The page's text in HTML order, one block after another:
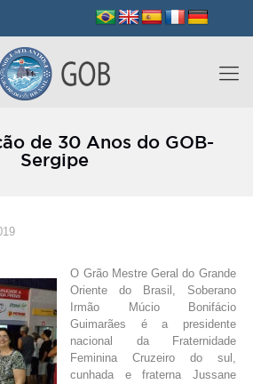
de 30 Anos do GOB-
Sergipe
O Grão Mestre Geral do Grande
Oriente do Brasil, Soberano
Irmão Múcio Bonifácio
Guimarães é a presidente
nacional da Fraternidade
Feminina Cruzeiro do sul,
cunhada e fraterna Jussane